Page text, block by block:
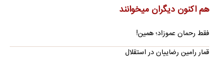
هم اکنون دیگران میخوانند
فقط رحمان عموزاد؛ همین!
قمار رامین رضاییان در استقلال